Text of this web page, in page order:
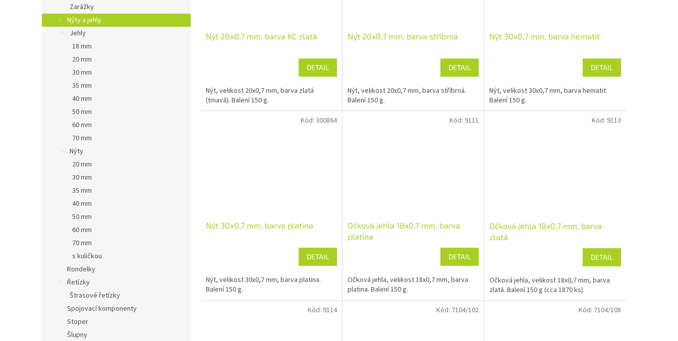
Zarážky
Nýty a jehly
Jehly
18 mm
20 mm
30 mm
35 mm
40 mm
50 mm
60 mm
70 mm
Nýty
20 mm
30 mm
35 mm
40 mm
50 mm
60 mm
70 mm
s kuličkou
Rondelky
Řetízky
Štrasové řetízky
Spojovací komponenty
Stoper
Šlupny
Nýt 20x0,7 mm, barva KC zlatá
DETAIL
Nýt, velikost 20x0,7 mm, barva zlatá
(tmavá). Balení 150 g.
Nýt 20x0,7 mm, barva stříbrná
DETAIL
Nýt, velikost 20x0,7 mm, barva stříbrná.
Balení 150 g.
Nýt 30x0,7 mm, barva hematit
DETAIL
Nýt, velikost 30x0,7 mm, barva hematit.
Balení 150 g.
Nýt 30x0,7 mm, barva platina
DETAIL
Nýt, velikost 30x0,7 mm, barva platina.
Balení 150 g.
Kód: 300864
Očková jehla 18x0,7 mm, barva
platina
DETAIL
Očková jehla, velikost 18x0,7 mm, barva
platina. Balení 150 g.
Kód: 9111
Očková jehla 18x0,7 mm, barva
zlatá
DETAIL
Očková jehla, velikost 18x0,7 mm, barva
zlatá. Balení 150 g (cca 1870 ks)
Kód: 9113
Kód: 9114 Kód: 7104/102 Kód: 7104/108